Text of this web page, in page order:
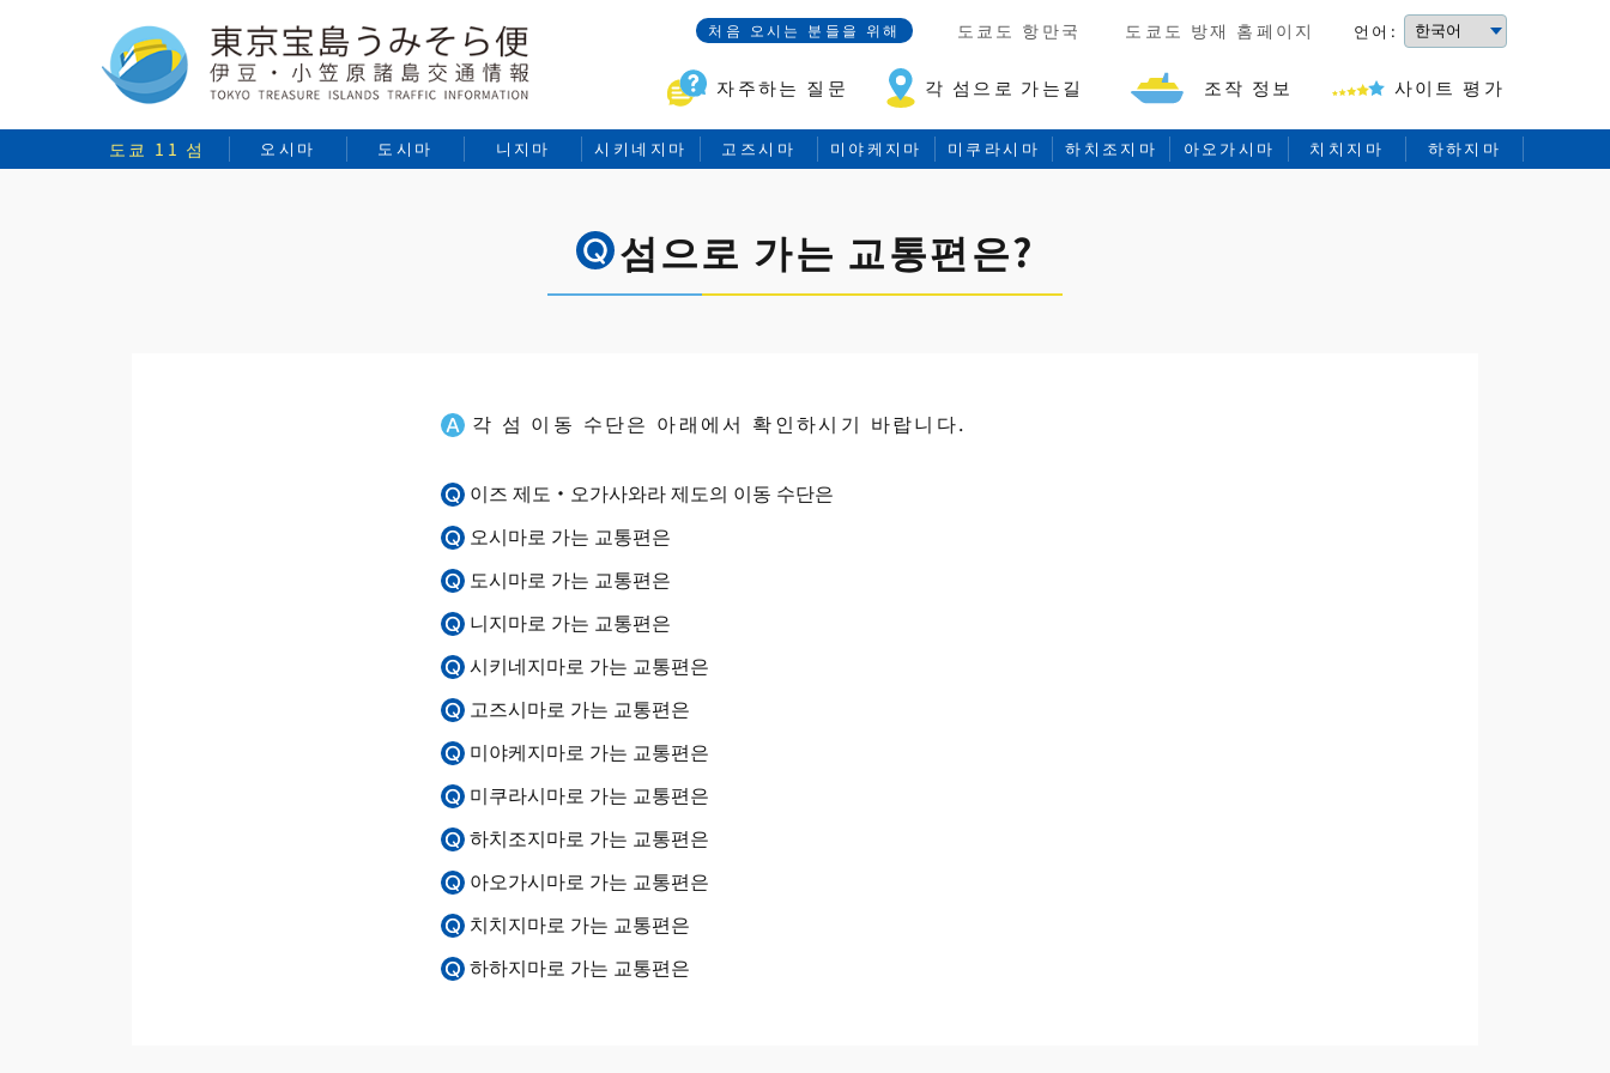
처음 오시는 분들을 위해 도쿄도 항만국 도쿄도 방재 홈페이지 언어:
자주하는 질문 각 섬으로 가는길 조작 정보 사이트 평가
도쿄 11 섬 오시마 도시마 니지마 시키네지마 고즈시마 미야케지마 미쿠라시마 하치조지마 아오가시마 치치지마 하하지마
섬으로 가는 교통편은?
각 섬 이동 수단은 아래에서 확인하시기 바랍니다.
이즈 제도・오가사와라 제도의 이동 수단은
오시마로 가는 교통편은
도시마로 가는 교통편은
니지마로 가는 교통편은
시키네지마로 가는 교통편은
고즈시마로 가는 교통편은
미야케지마로 가는 교통편은
미쿠라시마로 가는 교통편은
하치조지마로 가는 교통편은
아오가시마로 가는 교통편은
치치지마로 가는 교통편은
하하지마로 가는 교통편은